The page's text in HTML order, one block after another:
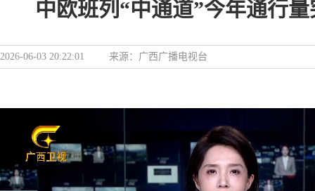
中欧班列“中通道”今年通行量
2026-06-03 20:22:01 来源： 广西广播电视台